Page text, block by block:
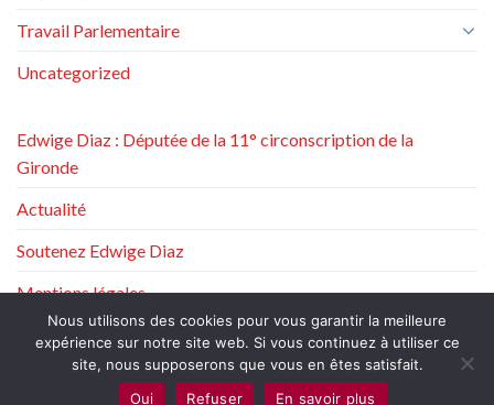
Travail Parlementaire
Uncategorized
Edwige Diaz : Députée de la 11° circonscription de la
Gironde
Actualité
Soutenez Edwige Diaz
Mentions légales
Politique de protection des données à caractère personnel
Nous utilisons des cookies pour vous garantir la meilleure
expérience sur notre site web. Si vous continuez à utiliser ce
site, nous supposerons que vous en êtes satisfait.
Oui
Refuser En savoir plus